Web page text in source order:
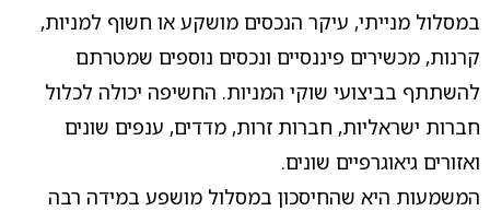
במסלול מנייתי, עיקר הנכסים מושקע או חשוף למניות,
קרנות, מכשירים פיננסיים ונכסים נוספים שמטרתם
להשתתף בביצועי שוקי המניות. החשיפה יכולה לכלול
חברות ישראליות, חברות זרות, מדדים, ענפים שונים
ואזורים גיאוגרפיים שונים.
המשמעות היא שהחיסכון במסלול מושפע במידה רבה